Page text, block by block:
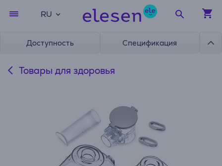
RU
Доступность Спецификация
Товары для здоровья